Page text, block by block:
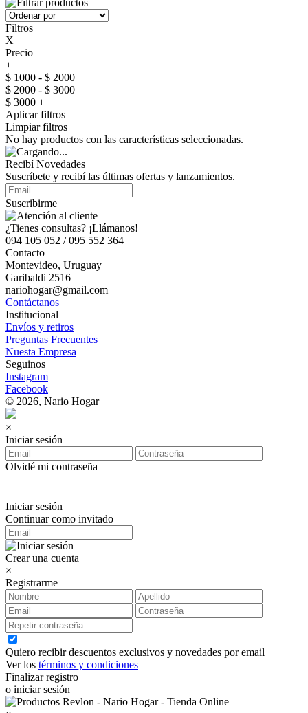
Filtros
X
Precio
+
$ 1000 - $ 2000
$ 2000 - $ 3000
$ 3000 +
Aplicar filtros
Limpiar filtros
No hay productos con las características seleccionadas.
Recibí Novedades
Suscríbete y recibí las últimas ofertas y lanzamientos.
Suscribirme
¿Tienes consultas? ¡Llámanos!
094 105 052 / 095 552 364
Contacto
Montevideo, Uruguay
Garibaldi 2516
nariohogar@gmail.com
Contáctanos
Institucional
Envíos y retiros
Preguntas Frecuentes
Nuesta Empresa
Seguinos
Instagram
Facebook
© 2026, Nario Hogar
×
Iniciar sesión
Olvidé mi contraseña
Iniciar sesión
Continuar como invitado
Crear una cuenta
×
Registrarme
Quiero recibir descuentos exclusivos y novedades por email
Ver los términos y condiciones
Finalizar registro
o iniciar sesión